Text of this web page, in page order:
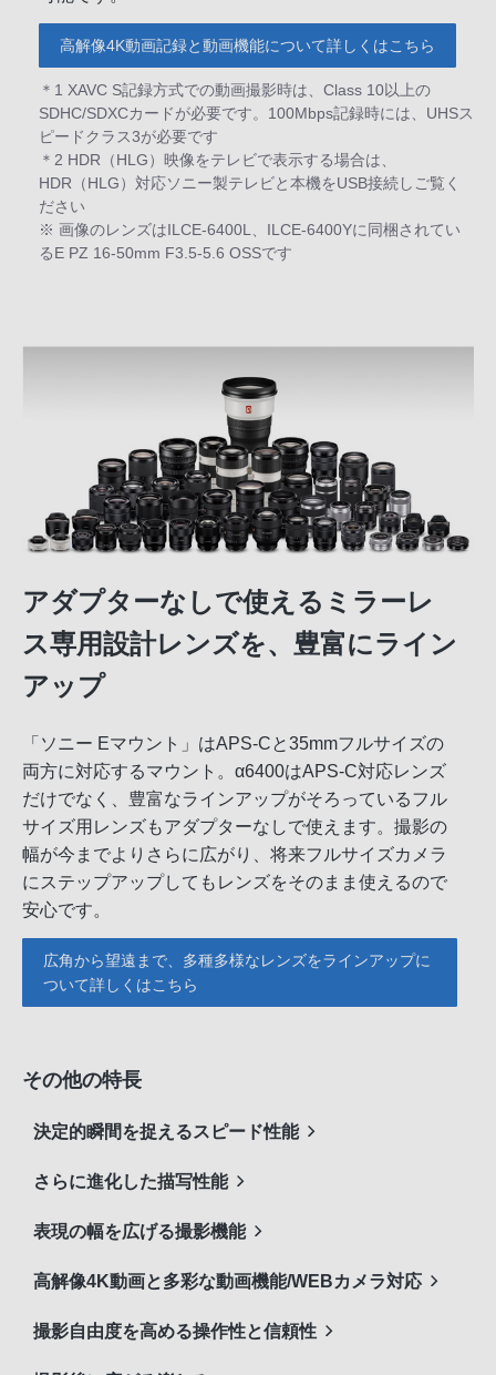
高解像4K動画記録と動画機能について詳しくはこちら
＊1 XAVC S記録方式での動画撮影時は、Class 10以上の
SDHC/SDXCカードが必要です。100Mbps記録時には、UHSス
ピードクラス3が必要です
＊2 HDR（HLG）映像をテレビで表示する場合は、
HDR（HLG）対応ソニー製テレビと本機をUSB接続しご覧く
ださい
※ 画像のレンズはILCE-6400L、ILCE-6400Yに同梱されてい
るE PZ 16-50mm F3.5-5.6 OSSです
アダプターなしで使えるミラーレ
ス専用設計レンズを、豊富にライン
アップ
「ソニー Eマウント」はAPS-Cと35mmフルサイズの
両方に対応するマウント。α6400はAPS-C対応レンズ
だけでなく、豊富なラインアップがそろっているフル
サイズ用レンズもアダプターなしで使えます。撮影の
幅が今までよりさらに広がり、将来フルサイズカメラ
にステップアップしてもレンズをそのまま使えるので
安心です。
広角から望遠まで、多種多様なレンズをラインアップに
ついて詳しくはこちら
その他の特長
決定的瞬間を捉えるスピード性能
さらに進化した描写性能
表現の幅を広げる撮影機能
高解像4K動画と多彩な動画機能/WEBカメラ対応
撮影自由度を高める操作性と信頼性